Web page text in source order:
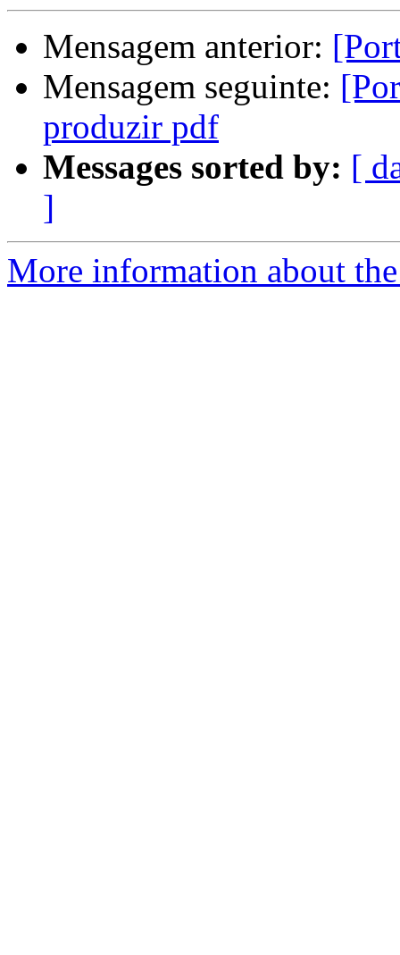
Mensagem anterior:
Mensagem seguinte:
produzir pdf
Messages sorted by: [
]
More information about